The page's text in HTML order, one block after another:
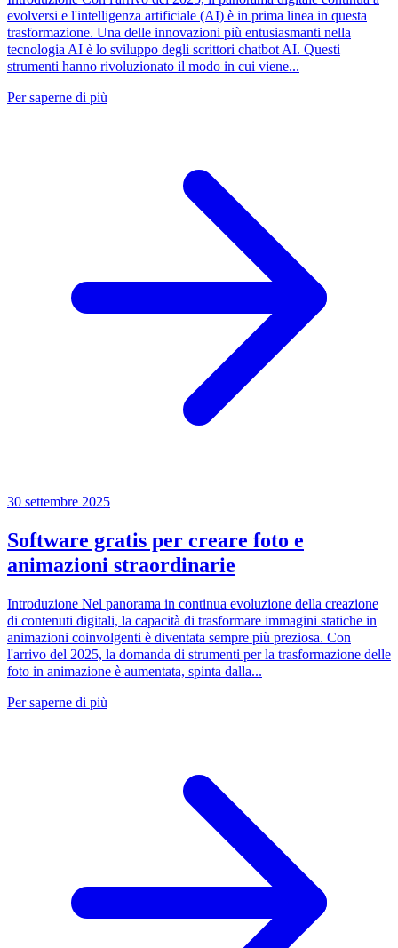
evolversi e l'intelligenza artificiale (AI) è in prima linea in questa
trasformazione. Una delle innovazioni più entusiasmanti nella
tecnologia AI è lo sviluppo degli scrittori chatbot AI. Questi
strumenti hanno rivoluzionato il modo in cui viene...
Per saperne di più
30 settembre 2025
Software gratis per creare foto e
animazioni straordinarie
Introduzione Nel panorama in continua evoluzione della creazione
di contenuti digitali, la capacità di trasformare immagini statiche in
animazioni coinvolgenti è diventata sempre più preziosa. Con
l'arrivo del 2025, la domanda di strumenti per la trasformazione delle
foto in animazione è aumentata, spinta dalla...
Per saperne di più